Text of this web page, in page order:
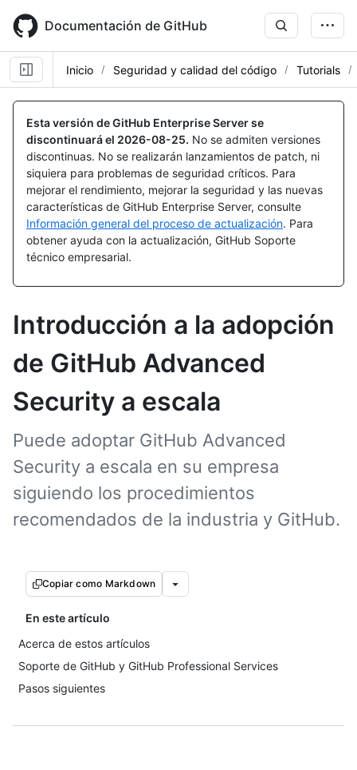
main
content
Documentación de GitHub
Inicio Seguridad y calidad del código Tutorials
Esta versión de GitHub Enterprise Server se
discontinuará el 2026-08-25. No se admiten versiones
discontinuas. No se realizarán lanzamientos de patch, ni
siquiera para problemas de seguridad críticos. Para
mejorar el rendimiento, mejorar la seguridad y las nuevas
características de GitHub Enterprise Server, consulte
Información general del proceso de actualización. Para
obtener ayuda con la actualización, GitHub Soporte
técnico empresarial.
Introducción a la adopción
de GitHub Advanced
Security a escala
Puede adoptar GitHub Advanced
Security a escala en su empresa
siguiendo los procedimientos
recomendados de la industria y GitHub.
Copiar como Markdown
En este artículo
Acerca de estos artículos
Soporte de GitHub y GitHub Professional Services
Pasos siguientes